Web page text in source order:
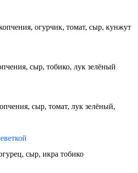
огурчик, томат, сыр, кунжут
сыр, тобико, лук зелёный
сыр, томат, лук зелёный,
сыр, икра тобико